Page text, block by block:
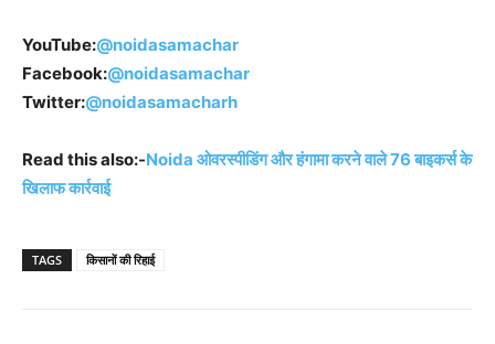
YouTube:@noidasamachar
Facebook:@noidasamachar
Twitter:@noidasamacharh
Read this also:-Noida ओवरस्पीडिंग और हंगामा करने वाले 76 बाइकर्स के
खिलाफ कार्रवाई
TAGS किसानों की रिहाई